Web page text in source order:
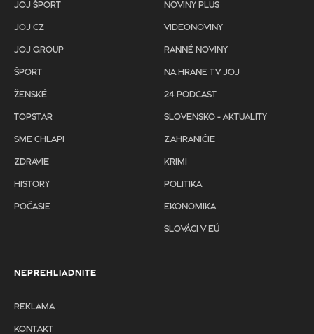
JOJ ŠPORT
JOJ CZ
JOJ GROUP
ŠPORT
ŽENSKÉ
TOPSTAR
SME CHLAPI
ZDRAVIE
HISTORY
POČASIE
NOVINY PLUS
VIDEONOVINY
RANNÉ NOVINY
NA HRANE TV JOJ
24 PODCAST
SLOVENSKO - AKTUALITY
ZAHRANIČIE
KRIMI
POLITIKA
EKONOMIKA
SLOVÁCI V EÚ
NEPREHLIADNITE
REKLAMA
KONTAKT